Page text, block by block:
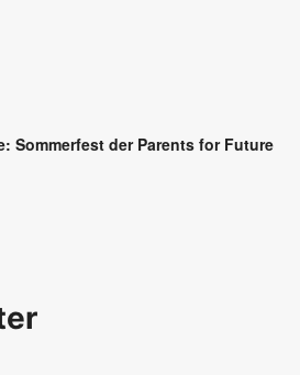
Sommerfest der Parents for Future